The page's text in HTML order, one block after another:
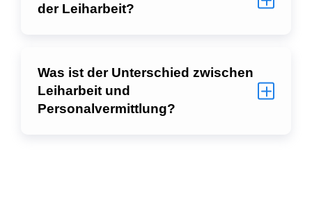
der Leiharbeit?
Was ist der Unterschied zwischen
Leiharbeit und
Personalvermittlung?